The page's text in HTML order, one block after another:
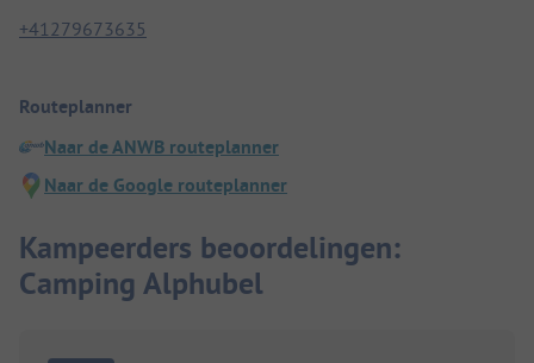
+41279673635
Routeplanner
Naar de ANWB routeplanner
Naar de Google routeplanner
Kampeerders beoordelingen:
Camping Alphubel